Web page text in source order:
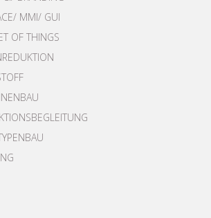
MMI/ GUI
OF THINGS